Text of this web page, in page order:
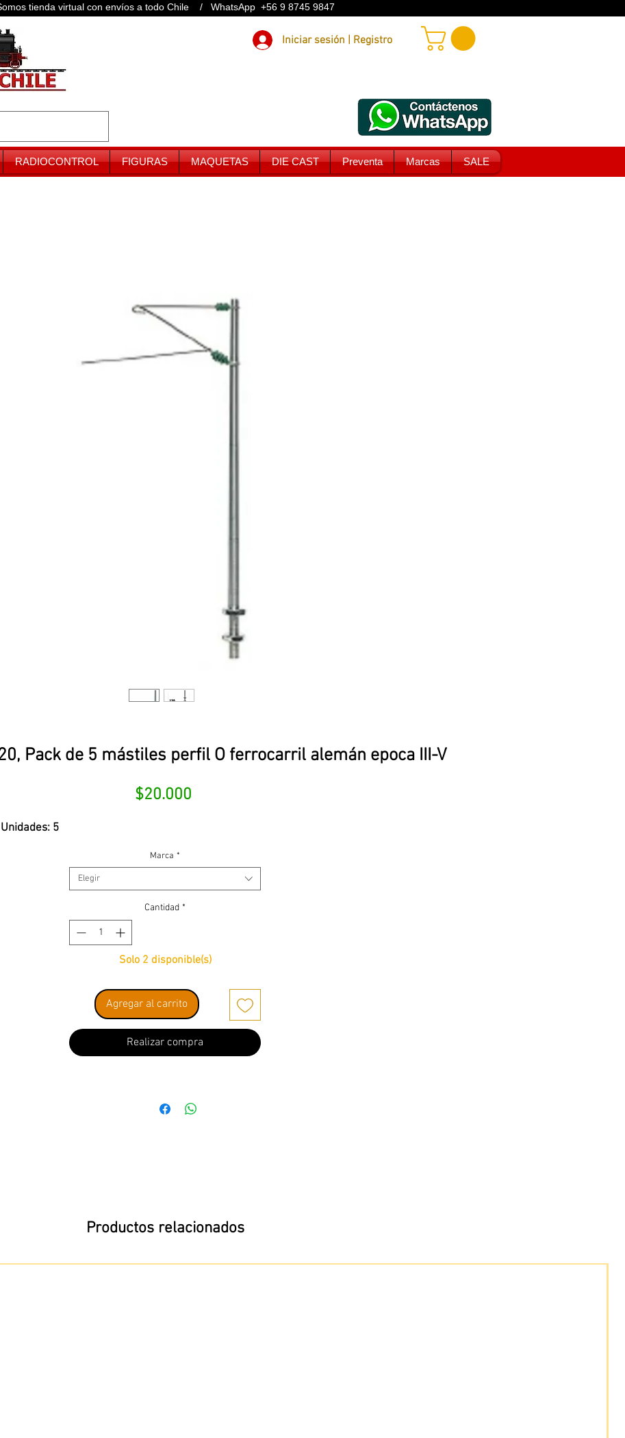
tienda virtual con envíos a todo Chile / WhatsApp +56 9 8745 9847
Iniciar sesión | Registro
RADIOCONTROL FIGURAS MAQUETAS DIE CAST Preventa Marcas SALE
Pack de 5 mástiles perfil O ferrocarril alemán epoca III-V
$20.000
Unidades: 5
Marca *
Elegir
Cantidad *
Solo 2 disponible(s)
Agregar al carrito
Realizar compra
Productos relacionados